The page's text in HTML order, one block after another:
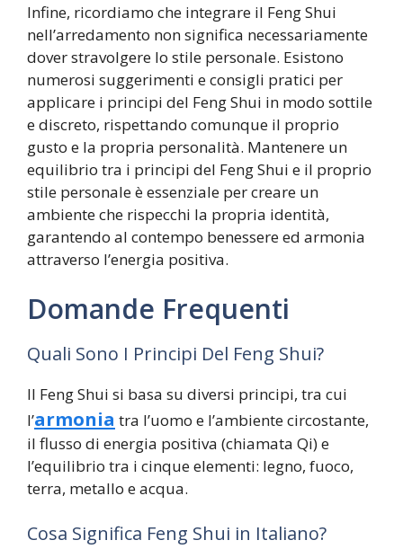
Infine, ricordiamo che integrare il Feng Shui
nell’arredamento non significa necessariamente
dover stravolgere lo stile personale. Esistono
numerosi suggerimenti e consigli pratici per
applicare i principi del Feng Shui in modo sottile
e discreto, rispettando comunque il proprio
gusto e la propria personalità. Mantenere un
equilibrio tra i principi del Feng Shui e il proprio
stile personale è essenziale per creare un
ambiente che rispecchi la propria identità,
garantendo al contempo benessere ed armonia
attraverso l’energia positiva.
Domande Frequenti
Quali Sono I Principi Del Feng Shui?
Il Feng Shui si basa su diversi principi, tra cui
l’armonia tra l’uomo e l’ambiente circostante,
il flusso di energia positiva (chiamata Qi) e
l’equilibrio tra i cinque elementi: legno, fuoco,
terra, metallo e acqua.
Cosa Significa Feng Shui in Italiano?